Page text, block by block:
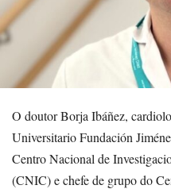
O doutor Borja Ibáñez,
Universitario Fundación
Centro Nacional de
(CNIC) e chefe de grupo do